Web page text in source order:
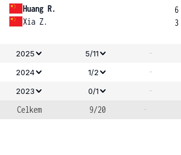
Huang R.
Xia Z.
6
3
2025 5/11 -
2024
1/2 -
2023
0/1 -
Celkem 9/20 -